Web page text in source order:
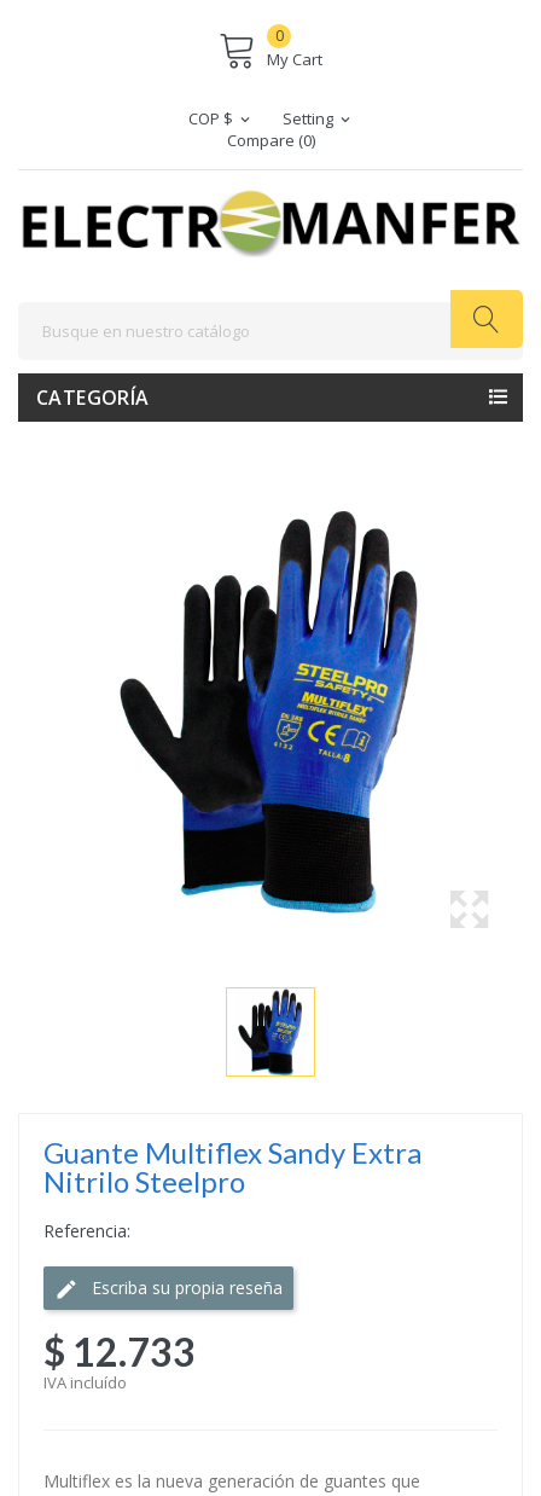
0
My Cart
COP $ expand_more Setting expand_more
Compare (0)
CATEGORÍA
Guante Multiflex Sandy Extra
Nitrilo Steelpro
Referencia:
Escriba su propia reseña
$ 12.733
IVA incluído
Multiflex es la nueva generación de guantes que